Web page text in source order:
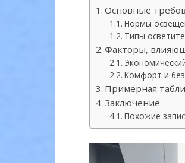
Основные
Нормы
Типы
Факторы,
Комфорт и
Примерная
Заключение
Похожие